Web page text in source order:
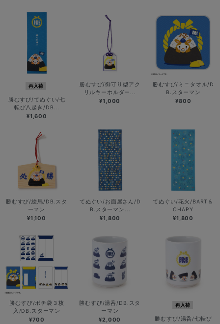
再入荷
勝むすび/てぬぐい/七
転び八起き/DB...
¥1,600
勝むすび/御守り型アク
リルキーホルダー...
¥1,000
勝むすび/ミニタオル/D
B.スターマン
¥800
勝むすび/絵馬/DB.スタ
ーマン
¥1,100
てぬぐい/お面屋さん/D
B.スターマン...
¥1,800
てぬぐい/花火/BART＆
CHAPY
¥1,800
勝むすび/ポチ袋３枚
入/DB.スターマン
¥700
勝むすび/湯呑/DB.スタ
ーマン
¥2,000
再入荷
勝むすび/湯呑/七転び